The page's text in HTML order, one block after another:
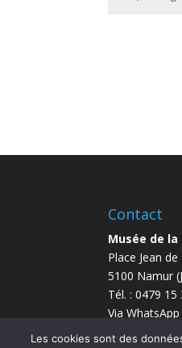
Contact
Musée de la
Place Jean de
5100 Namur
Tél. : 0479 15
Via WhatsApp
Les cookies sont des